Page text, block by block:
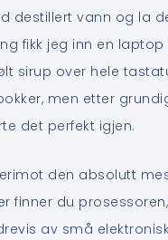
destillert vann og la
fikk jeg inn en laptop
sirup over hele
men etter
det perfekt igjen.
den absolutt
finner du prosessoren,
av små